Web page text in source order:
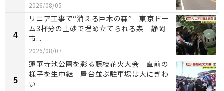
2026/08/05
4
リニア工事で“消える巨木の森” 東京ドー
ム3杯分の土砂で埋め立てられる森 静岡
市...
2026/08/07
5
蓮華寺池公園を彩る藤枝花火大会 直前の
様子を生中継 屋台並ぶ駐車場は大にぎわ
い